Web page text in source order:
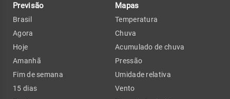
Previsão
Brasil
Agora
Hoje
Amanhã
Fim de semana
15 dias
Mapas
Temperatura
Chuva
Acumulado de chuva
Pressão
Umidade relativa
Vento